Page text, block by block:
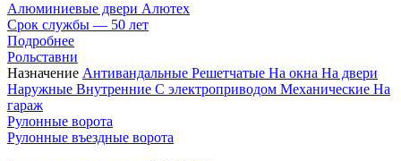
Алюминиевые двери Алютех
Срок службы — 50 лет
Подробнее
Рольставни
Назначение Антивандальные Решетчатые На окна На двери
Наружные Внутренние С электроприводом Механические На
гараж
Рулонные ворота
Рулонные въездные ворота